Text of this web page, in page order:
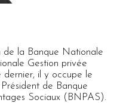
de la Banque Nationale
Gestion privée
dernier, il y occupe le
de Banque
Sociaux (BNPAS).